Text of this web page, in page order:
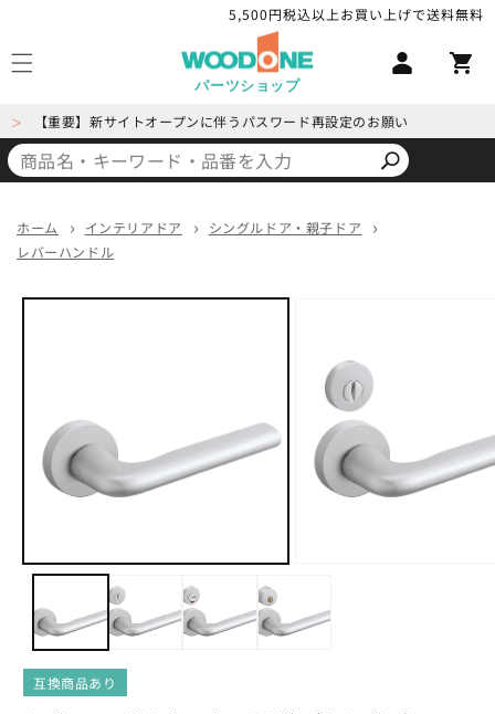
5,500円税込以上お買い上げで送料無料
パーツショップ
ロ
グ
イ
ー
＞ 【重要】新サイトオープンに伴うパスワード再設定のお願い
ホーム インテリアドア
シングルドア・親子ドア
レバーハンドル
商品情
ル
メ
デ
ィ
ア
(1)
を
デ
互換商品あり